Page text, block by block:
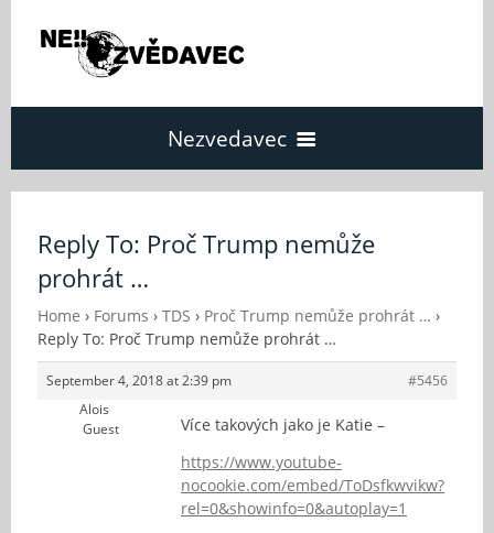
Nezvedavec
O Nezvědavci
Kontakt
Reply To: Proč Trump nemůže
prohrát …
Home › Forums › TDS › Proč Trump nemůže prohrát … ›
Reply To: Proč Trump nemůže prohrát …
September 4, 2018 at 2:39 pm
#5456
Alois
Guest
Více takových jako je Katie –
https://www.youtube-
nocookie.com/embed/ToDsfkwvikw?
rel=0&showinfo=0&autoplay=1